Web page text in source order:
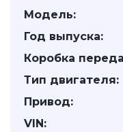
Модель:
Год выпуска:
Коробка
Тип двигателя:
Привод:
VIN: